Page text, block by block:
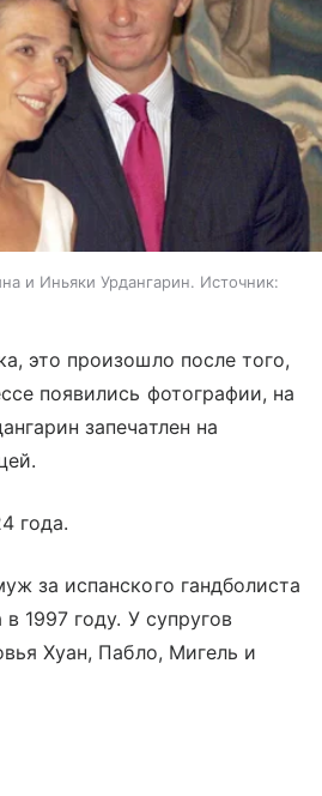
и Иньяки Урдангарин. Источник:
это произошло после того,
появились фотографии, на
запечатлен на
года.
за испанского гандболиста
1997 году. У супругов
Хуан, Пабло, Мигель и